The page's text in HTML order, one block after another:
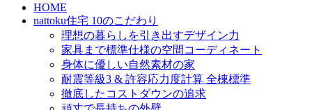
HOME
nattoku住宅 10のこだわり
理想の暮らしを引き出すデザイン力
家具まで標準仕様の空間コーディネート
身体に優しい自然素材の家
耐震等級3 & 許容応力度計算 全棟標準
徹底したコストダウンの追求